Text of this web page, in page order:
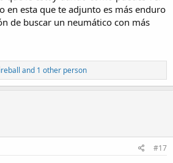
en esta que te adjunto es más enduro
de buscar un neumático con más
and 1 other person
#17